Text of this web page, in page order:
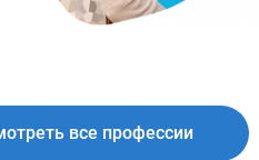
все профессии